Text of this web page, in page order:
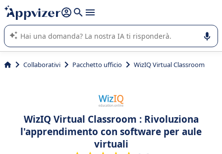
righe con
shift + enter
L'IA di Appvizer vi guida nell'utilizzo o nella scelta di un
software SaaS per la vostra azienda.
Collaborativi Pacchetto ufficio WizIQ Virtual Classroom
WizIQ Virtual Classroom : Rivoluziona
l'apprendimento con software per aule
virtuali